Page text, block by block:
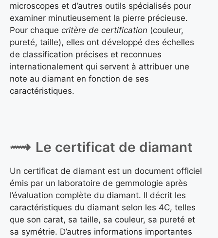
microscopes et d’autres outils spécialisés pour
examiner minutieusement la pierre précieuse.
Pour chaque critère de certification (couleur,
pureté, taille), elles ont développé des échelles
de classification précises et reconnues
internationalement qui servent à attribuer une
note au diamant en fonction de ses
caractéristiques.
Le certificat de diamant
Un certificat de diamant est un document officiel
émis par un laboratoire de gemmologie après
l’évaluation complète du diamant. Il décrit les
caractéristiques du diamant selon les 4C, telles
que son carat, sa taille, sa couleur, sa pureté et
sa symétrie. D’autres informations importantes